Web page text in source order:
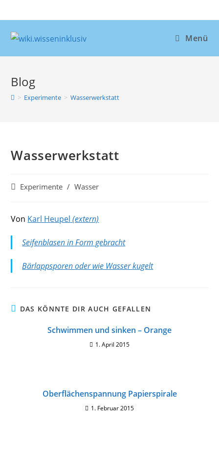
Inhalt
springen
Menü
Blog
> Experimente > Wasserwerkstatt
Wasserwerkstatt
Beitrags-
Experimente / Wasser
Von Karl Heupel (extern)
Seifenblasen in Form gebracht
Bärlappsporen oder wie Wasser kugelt
DAS KÖNNTE DIR AUCH GEFALLEN
Schwimmen und sinken – Orange
1. April 2015
Oberflächenspannung Papierspirale
1. Februar 2015